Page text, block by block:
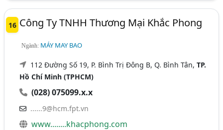
16 Công Ty TNHH Thương Mại Khắc Phong
Ngành: MÁY MAY BAO
112 Đường Số 19, P. Bình Trị Đông B, Q. Bình Tân,TP.
Hồ Chí Minh (TPHCM)
(028) 075099.x.x
......9@hcm.fpt.vn
www........khacphong.com